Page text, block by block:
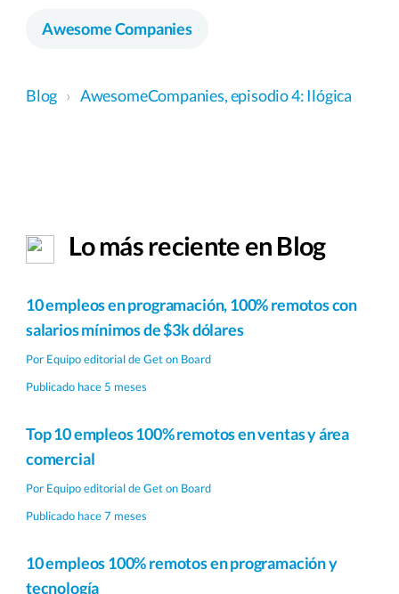
Awesome Companies
Blog › AwesomeCompanies, episodio 4: Ilógica
Lo más reciente en Blog
10 empleos en programación, 100% remotos con
salarios mínimos de $3k dólares
Por Equipo editorial de Get on Board
Publicado hace 5 meses
Top 10 empleos 100% remotos en ventas y área
comercial
Por Equipo editorial de Get on Board
Publicado hace 7 meses
10 empleos 100% remotos en programación y
tecnología